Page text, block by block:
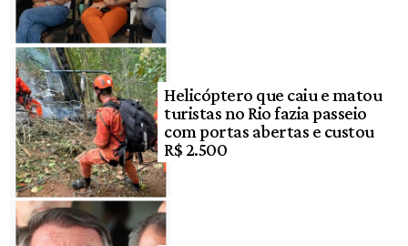
Helicóptero que caiu e matou
turistas no Rio fazia passeio
com portas abertas e custou
R$ 2.500